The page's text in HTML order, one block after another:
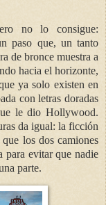
no lo consigue:
paso que, un tanto
de bronce muestra a
hacia el horizonte,
ya solo existen en
con letras doradas
le dio Hollywood.
da igual: la ficción
los dos camiones
para evitar que nadie
parte.